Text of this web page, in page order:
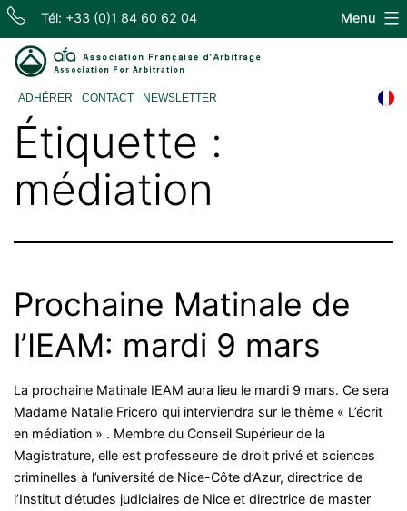
Skip
content
Tél: +33 (0)1 84 60 62 04
d'Arbitrage
ADHÉRER CONTACT NEWSLETTER
Menu
Étiquette :
médiation
Prochaine Matinale de
l’IEAM: mardi 9 mars
La prochaine Matinale IEAM aura lieu le mardi 9 mars. Ce sera
Madame Natalie Fricero qui interviendra sur le thème « L’écrit
en médiation » . Membre du Conseil Supérieur de la
Magistrature, elle est professeure de droit privé et sciences
criminelles à l’université de Nice-Côte d’Azur, directrice de
l’Institut d’études judiciaires de Nice et directrice de master